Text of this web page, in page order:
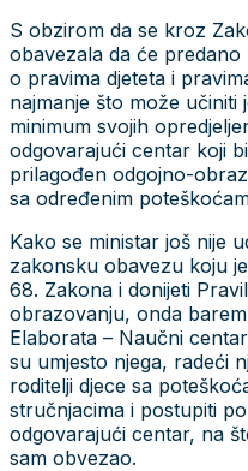
S obzirom da se kroz
obavezala da će
o pravima djeteta i
najmanje što može učiniti
minimum svojih
odgovarajući centar koji
prilagođen odgojno-
sa određenim
Kako se ministar još nije
zakonsku obavezu koju
68. Zakona i donijeti
obrazovanju, onda
Elaborata – Naučni
su umjesto njega, radeći
roditelji djece sa
stručnjacima i postupiti
odgovarajući centar, na
sam obvezao.